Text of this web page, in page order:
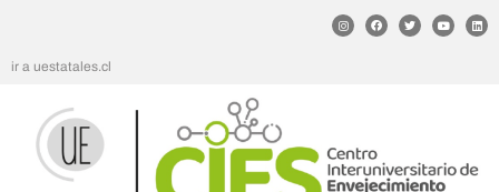
ir a uestatales.cl